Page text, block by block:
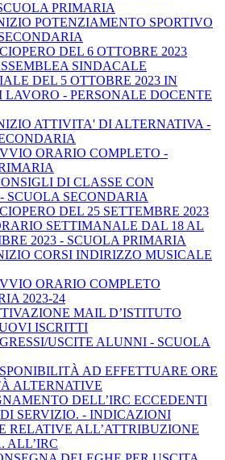
PRIMARIA
POTENZIAMENTO SPORTIVO
DEL 6 OTTOBRE 2023
SINDACALE
DEL 5 OTTOBRE 2023 IN
LAVORO - PERSONALE DOCENTE
ATTIVITA' DI ALTERNATIVA -
ORARIO COMPLETO -
DI CLASSE CON
SCUOLA SECONDARIA
DEL 25 SETTEMBRE 2023
SETTIMANALE DAL 18 AL
2023 - SCUOLA PRIMARIA
CORSI INDIRIZZO MUSICALE
ORARIO COMPLETO
2023-24
MAIL D’ISTITUTO
ISCRITTI
USCITE ALUNNI - SCUOLA
AD EFFETTUARE ORE
ALTERNATIVE
DELL’IRC ECCEDENTI
SERVIZIO. - INDICAZIONI
RELATIVE ALL’ATTRIBUZIONE
ALL’IRC